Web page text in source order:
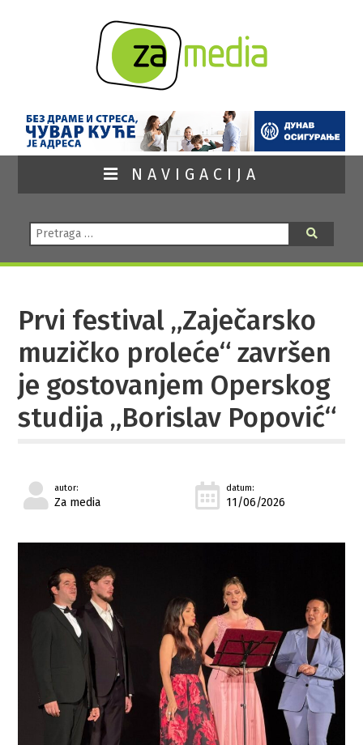
NAVIGACIJA
Pretraga:
Prvi festival „Zaječarsko
muzičko proleće“ završen
je gostovanjem Operskog
studija „Borislav Popović“
autor:
Za media
datum:
11/06/2026